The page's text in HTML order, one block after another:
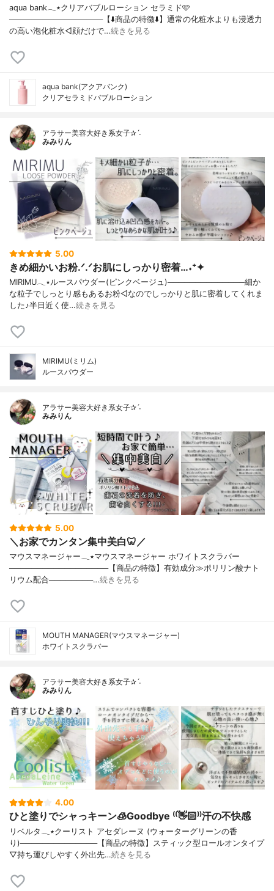
aqua bank𓂃٭クリアバブルローション セラミド🩷
─────────────────【⬇️商品の特徴⬇️】通常の化粧水よりも浸透力
の高い泡化粧水◁顔だけで…続きを見る
aqua bank(アクアバンク)
クリアセラミドバブルローション
アラサー美容大好き系女子✰ˊ˗
みみりん
5.00
きめ細かいお粉.ᐟ.ᐟお肌にしっかり密着…˖⁺✦
MIRIMU𓂃٭ルースパウダー(ピンクベージュ)──────────────細か
な粒子でしっとり感もあるお粉◁なのでしっかりと肌に密着してくれま
した♪半日近く使…続きを見る
MIRIMU(ミリム)
ルースパウダー
アラサー美容大好き系女子✰ˊ˗
みみりん
5.00
＼お家でカンタン集中美白🦷／
マウスマネージャー𓂃٭マウスマネージャー ホワイトスクラバー
──────────────────【商品の特徴】有効成分≫ポリリン酸ナト
リウム配合────────…続きを見る
MOUTH MANAGER(マウスマネージャー)
ホワイトスクラバー
アラサー美容大好き系女子✰ˊ˗
みみりん
4.00
ひと塗りでシャっキーン🧊Goodbye ⁽⁽👋🏻⁾⁾汗の不快感
リベルタ𓂃٭クーリスト アセダレーヌ (ウォーターグリーンの香
り)──────────────【商品の特徴】スティック型ロールオンタイプ
▽持ち運びしやすく外出先…続きを見る